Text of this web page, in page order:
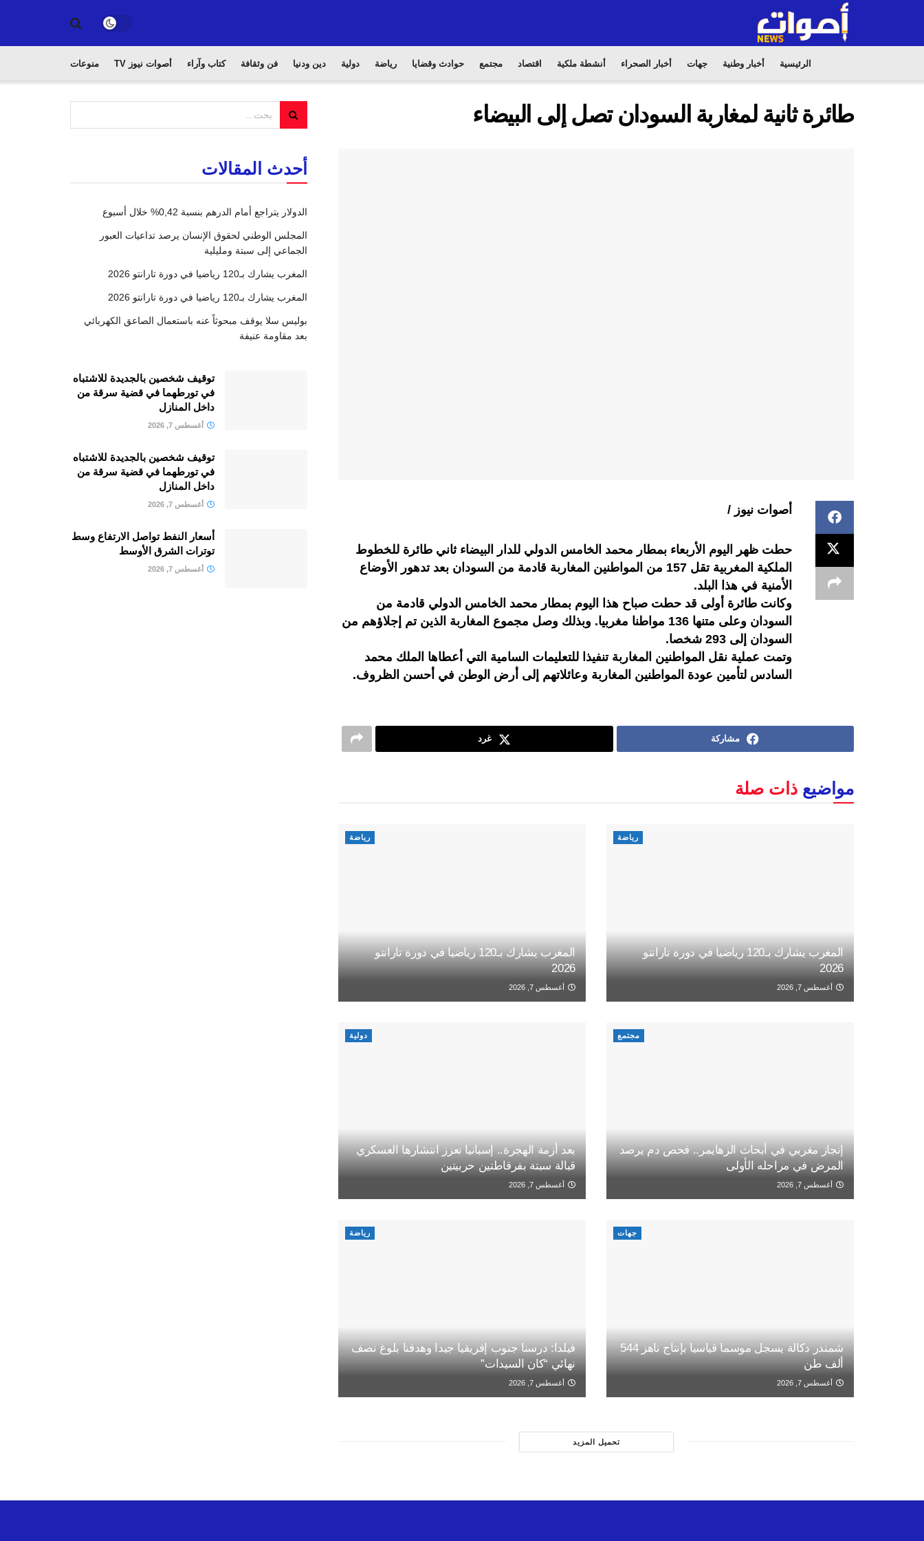
الرئيسية أخبار وطنية جهات أخبار الصحراء أنشطة ملكية اقتصاد مجتمع حوادث وقضايا رياضة دولية دين ودنيا فن وثقافة كتاب وآراء أصوات نيوز TV منوعات
طائرة ثانية لمغاربة السودان تصل إلى البيضاء
أصوات نيوز /
حطت ظهر اليوم الأربعاء بمطار محمد الخامس الدولي للدار البيضاء ثاني طائرة للخطوط
الملكية المغربية تقل 157 من المواطنين المغاربة قادمة من السودان بعد تدهور الأوضاع
الأمنية في هذا البلد.
وكانت طائرة أولى قد حطت صباح هذا اليوم بمطار محمد الخامس الدولي قادمة من
السودان وعلى متنها 136 مواطنا مغربيا. وبذلك وصل مجموع المغاربة الذين تم إجلاؤهم من
السودان إلى 293 شخصا.
وتمت عملية نقل المواطنين المغاربة تنفيذا للتعليمات السامية التي أعطاها الملك محمد
السادس لتأمين عودة المواطنين المغاربة وعائلاتهم إلى أرض الوطن في أحسن الظروف.
مشاركة غرد
مواضيع ذات صلة
رياضة
المغرب يشارك بـ120 رياضيا في دورة تارانتو
2026
أغسطس 7, 2026
رياضة
المغرب يشارك بـ120 رياضيا في دورة تارانتو
2026
أغسطس 7, 2026
مجتمع
إنجاز مغربي في أبحاث الزهايمر.. فحص دم يرصد
المرض في مراحله الأولى
أغسطس 7, 2026
دولية
بعد أزمة الهجرة.. إسبانيا تعزز انتشارها العسكري
قبالة سبتة بفرقاطتين حربيتين
أغسطس 7, 2026
جهات
شمندر دكالة يسجل موسما قياسيا بإنتاج ناهز 544
ألف طن
أغسطس 7, 2026
رياضة
فيلدا: درسنا جنوب إفريقيا جيدا وهدفنا بلوغ نصف
نهائي “كان السيدات”
أغسطس 7, 2026
تحميل المزيد
أحدث المقالات
الدولار يتراجع أمام الدرهم بنسبة 0,42% خلال أسبوع
المجلس الوطني لحقوق الإنسان يرصد تداعيات العبور
الجماعي إلى سبتة ومليلية
المغرب يشارك بـ120 رياضيا في دورة تارانتو 2026
المغرب يشارك بـ120 رياضيا في دورة تارانتو 2026
بوليس سلا يوقف مبحوثاً عنه باستعمال الصاعق الكهربائي
بعد مقاومة عنيفة
توقيف شخصين بالجديدة للاشتباه
في تورطهما في قضية سرقة من
داخل المنازل
أغسطس 7, 2026
توقيف شخصين بالجديدة للاشتباه
في تورطهما في قضية سرقة من
داخل المنازل
أغسطس 7, 2026
أسعار النفط تواصل الارتفاع وسط
توترات الشرق الأوسط
أغسطس 7, 2026